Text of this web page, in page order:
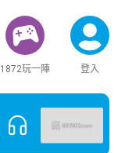
1872玩一陣 登入